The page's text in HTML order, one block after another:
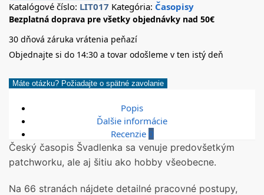
Katalógové číslo: LIT017 Kategória: Časopisy
Bezplatná doprava pre všetky objednávky nad 50€
30 dňová záruka vrátenia peňazí
Objednajte si do 14:30 a tovar odošleme v ten istý deň
Máte otázku? Požiadajte o spätné zavolanie
Popis
Ďalšie informácie
Recenzie 0
Český časopis Švadlenka sa venuje predovšetkým
patchworku, ale aj šitiu ako hobby všeobecne.
Na 66 stranách nájdete detailné pracovné postupy,